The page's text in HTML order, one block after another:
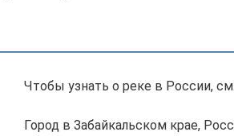
Чтобы узнать о реке в России,
Город в Забайкальском крае,